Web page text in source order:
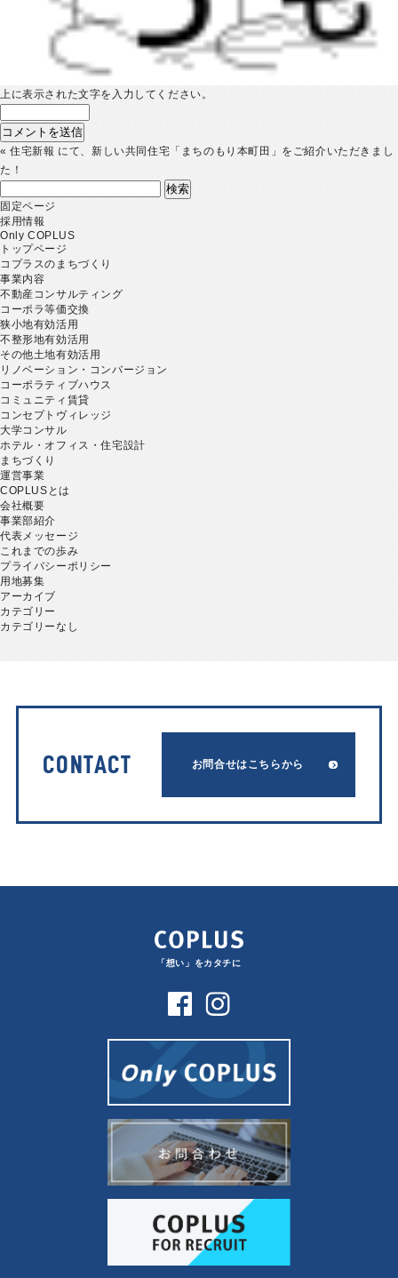
上に表示された文字を入力してください。
«住宅新報 にて、新しい共同住宅「まちのもり本町田」をご紹介いただきまし
た！
索:
固定ページ
採用情報
Only COPLUS
トップページ
コプラスのまちづくり
事業内容
不動産コンサルティング
コーポラ等価交換
狭小地有効活用
不整形地有効活用
その他土地有効活用
リノベーション・コンバージョン
コーポラティブハウス
コミュニティ賃貸
コンセプトヴィレッジ
大学コンサル
ホテル・オフィス・住宅設計
まちづくり
運営事業
COPLUSとは
会社概要
事業部紹介
代表メッセージ
これまでの歩み
プライバシーポリシー
用地募集
アーカイブ
カテゴリー
カテゴリーなし
CONTACT お問合せはこちらから
「想い」をカタチに